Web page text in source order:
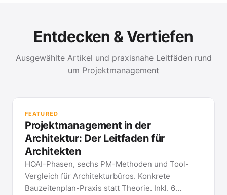
Entdecken & Vertiefen
Ausgewählte Artikel und praxisnahe Leitfäden rund
um Projektmanagement
FEATURED
Projektmanagement in der
Architektur: Der Leitfaden für
Architekten
HOAI-Phasen, sechs PM-Methoden und Tool-
Vergleich für Architekturbüros. Konkrete
Bauzeitenplan-Praxis statt Theorie. Inkl. 6